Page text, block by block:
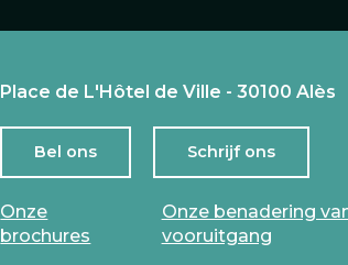
Place de L'Hôtel de Ville - 30100 Alès
Bel ons Schrijf ons
Onze
brochures
Onze benadering
vooruitgang